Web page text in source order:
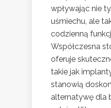
wpływając nie
uśmiechu, ale
codzienną
Współczesna
oferuje
takie jak
stanowią
alternatywę dla